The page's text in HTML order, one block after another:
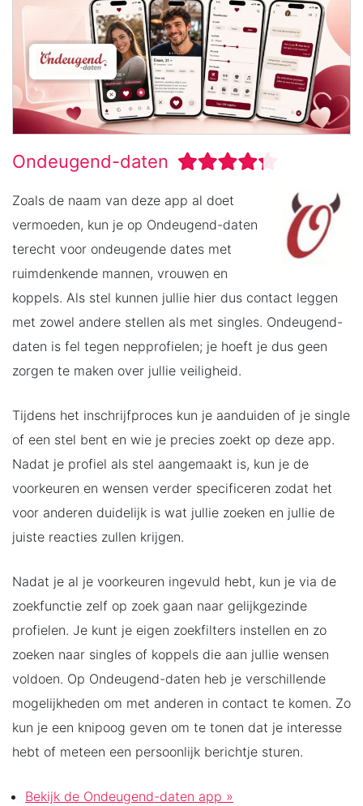
Ondeugend-daten
Zoals de naam van deze app al doet
vermoeden, kun je op Ondeugend-daten
terecht voor ondeugende dates met
ruimdenkende mannen, vrouwen en
koppels. Als stel kunnen jullie hier dus contact leggen
met zowel andere stellen als met singles. Ondeugend-
daten is fel tegen nepprofielen; je hoeft je dus geen
zorgen te maken over jullie veiligheid.
Tijdens het inschrijfproces kun je aanduiden of je single
of een stel bent en wie je precies zoekt op deze app.
Nadat je profiel als stel aangemaakt is, kun je de
voorkeuren en wensen verder specificeren zodat het
voor anderen duidelijk is wat jullie zoeken en jullie de
juiste reacties zullen krijgen.
Nadat je al je voorkeuren ingevuld hebt, kun je via de
zoekfunctie zelf op zoek gaan naar gelijkgezinde
profielen. Je kunt je eigen zoekfilters instellen en zo
zoeken naar singles of koppels die aan jullie wensen
voldoen. Op Ondeugend-daten heb je verschillende
mogelijkheden om met anderen in contact te komen. Zo
kun je een knipoog geven om te tonen dat je interesse
hebt of meteen een persoonlijk berichtje sturen.
Bekijk de Ondeugend-daten app »